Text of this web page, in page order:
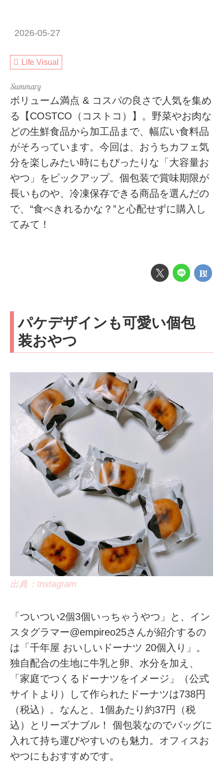
2026-05-27
Life Visual
ボリューム満点 & コスパの良さで人気を集め
る【COSTCO（コストコ）】。野菜やお肉な
どの生鮮食品から加工品まで、幅広い食料品
がそろっています。今回は、おうちカフェ気
分を楽しみたい時にもぴったりな「大容量お
やつ」をピックアップ。個包装で賞味期限が
長いものや、冷凍保存できる商品を選んだの
で、“食べきれるかな？”と心配せずに購入し
てみて！
パケデザインも可愛い個包
装おやつ
出典：Instagram
「ついつい2個3個いっちゃうやつ」と、イン
スタグラマー@empireo25さんが紹介するの
は「千年屋 おいしいドーナツ 20個入り」。
独自配合の生地に牛乳と卵、水分を加え、
「家庭でつくるドーナツをイメージ」（公式
サイトより）して作られたドーナツは738円
（税込）。なんと、1個あたり約37円（税
込）とリーズナブル！ 個包装なのでバッグに
入れて持ち運びやすいのも魅力。オフィスお
やつにもおすすめです。